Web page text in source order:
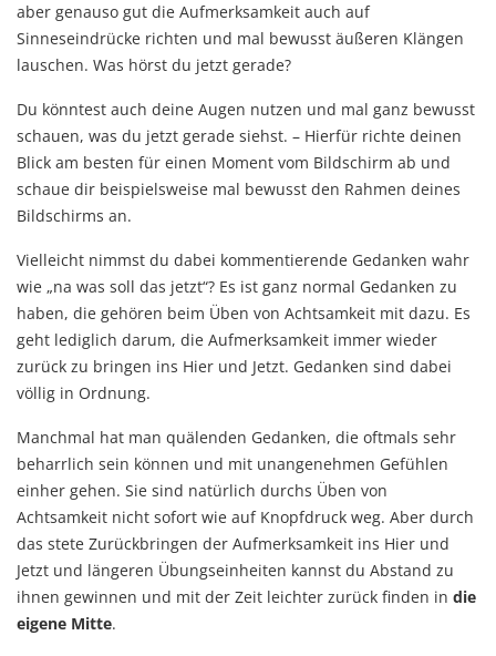
aber genauso gut die Aufmerksamkeit auch auf
Sinneseindrücke richten und mal bewusst äußeren Klängen
lauschen. Was hörst du jetzt gerade?
Du könntest auch deine Augen nutzen und mal ganz bewusst
schauen, was du jetzt gerade siehst. – Hierfür richte deinen
Blick am besten für einen Moment vom Bildschirm ab und
schaue dir beispielsweise mal bewusst den Rahmen deines
Bildschirms an.
Vielleicht nimmst du dabei kommentierende Gedanken wahr
wie „na was soll das jetzt“? Es ist ganz normal Gedanken zu
haben, die gehören beim Üben von Achtsamkeit mit dazu. Es
geht lediglich darum, die Aufmerksamkeit immer wieder
zurück zu bringen ins Hier und Jetzt. Gedanken sind dabei
völlig in Ordnung.
Manchmal hat man quälenden Gedanken, die oftmals sehr
beharrlich sein können und mit unangenehmen Gefühlen
einher gehen. Sie sind natürlich durchs Üben von
Achtsamkeit nicht sofort wie auf Knopfdruck weg. Aber durch
das stete Zurückbringen der Aufmerksamkeit ins Hier und
Jetzt und längeren Übungseinheiten kannst du Abstand zu
ihnen gewinnen und mit der Zeit leichter zurück finden in die
eigene Mitte.